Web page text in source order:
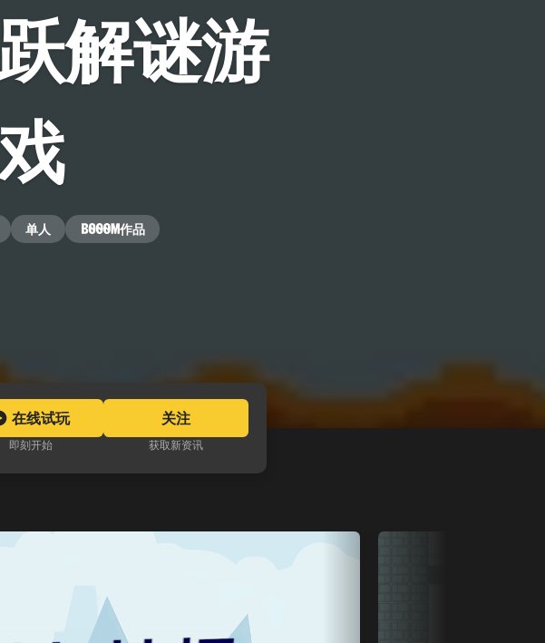
解谜游
单人 作品
在线试玩
即刻开始
关注
获取新资讯